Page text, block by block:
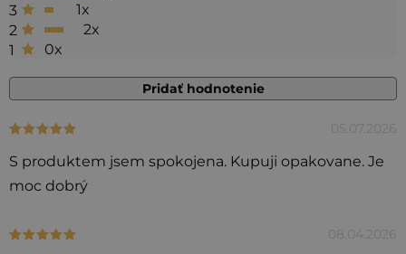
3
1x
2
2x
1
0x
Pridať hodnotenie
V
ý
p
s
Hodnotenie produktu je 5 z 5 hviezdičiek. 05.07.2026
S produktem jsem spokojena. Kupuji opakovane. Je
moc dobrý
Hodnotenie produktu je 5 z 5 hviezdičiek. 08.04.2026